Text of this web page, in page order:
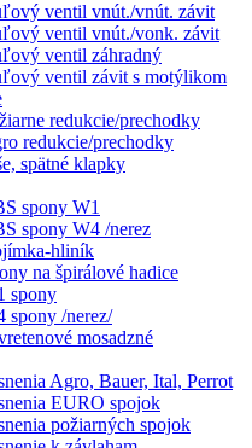
ventil vnút./vnút. závit
ventil vnút./vonk. závit
ventil záhradný
ventil závit s motýlikom
redukcie/prechodky
redukcie/prechodky
spätné klapky
spony W1
spony W4 /nerez
hliník
na špirálové hadice
spony
spony /nerez/
mosadzné
Agro, Bauer, Ital, Perrot
EURO spojok
požiarných spojok